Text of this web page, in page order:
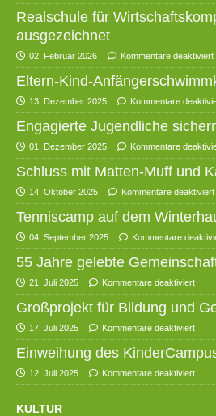
Realschule für
ausgezeichnet
02. Februar 2026 Kommentare deaktiviert
Eltern-Kind-
13. Dezember 2025 Kommentare
Engagierte Jugendliche
01. Dezember 2025 Kommentare
Schluss mit Matten-Muff und
14. Oktober 2025 Kommentare deaktiviert
Tenniscamp auf dem
04. September 2025 Kommentare
55 Jahre gelebte
21. Juli 2025 Kommentare deaktiviert
Großprojekt für Bildung und
17. Juli 2025 Kommentare deaktiviert
Einweihung des
12. Juli 2025 Kommentare deaktiviert
KULTUR